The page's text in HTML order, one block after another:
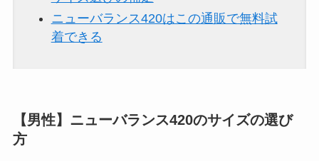
ニューバランス420はこの通販で無料試
着できる
【男性】ニューバランス420のサイズの選び
方